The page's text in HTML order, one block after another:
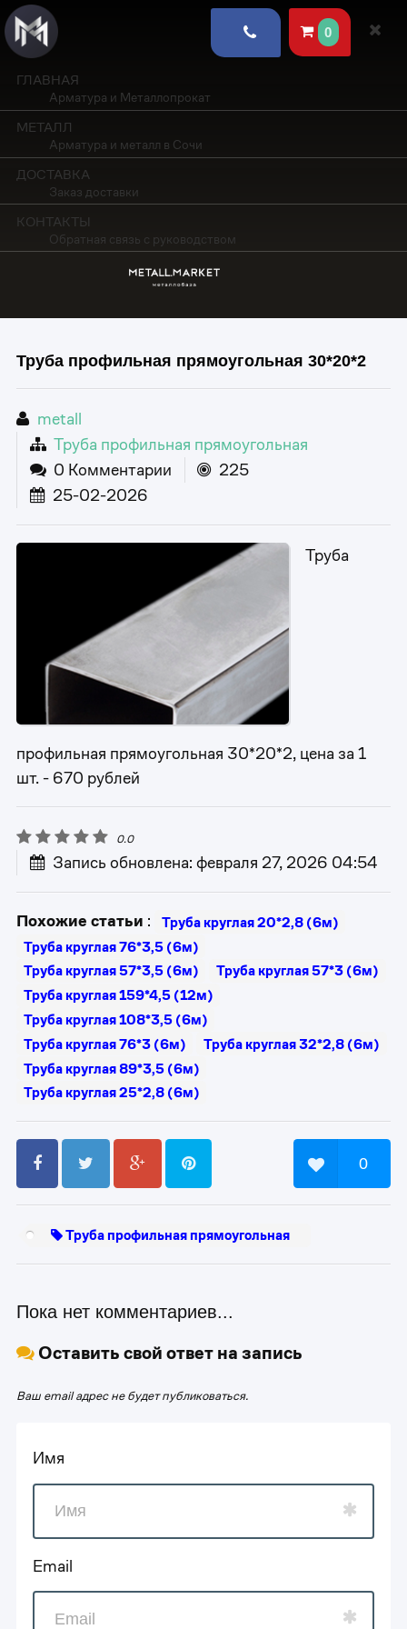
0
ГЛАВНАЯ
Арматура и Металлопрокат
МЕТАЛЛ
Арматура и металл в Сочи
ДОСТАВКА
Заказ доставки
КОНТАКТЫ
Обратная связь с руководством
Труба профильная прямоугольная 30*20*2
metall
Труба профильная прямоугольная
0 Комментарии
225
25-02-2026
Труба
профильная прямоугольная 30*20*2, цена за 1
шт. - 670 рублей
0.0
Запись обновлена: февраля 27, 2026 04:54
Похожие статьи :
Труба круглая 20*2,8 (6м)
Труба круглая 76*3,5 (6м)
Труба круглая 57*3,5 (6м)
Труба круглая 57*3 (6м)
Труба круглая 159*4,5 (12м)
Труба круглая 108*3,5 (6м)
Труба круглая 76*3 (6м)
Труба круглая 32*2,8 (6м)
Труба круглая 89*3,5 (6м)
Труба круглая 25*2,8 (6м)
0
Труба профильная прямоугольная
Пока нет комментариев...
Оставить свой ответ на запись
Ваш email адрес не будет публиковаться.
Имя
Email